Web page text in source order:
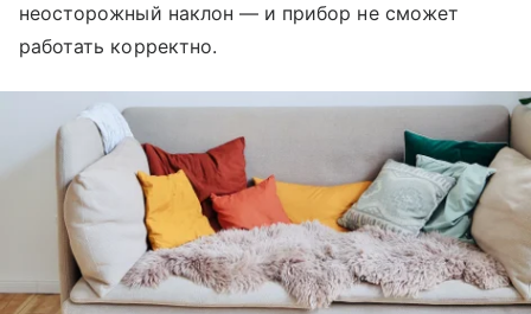
неосторожный наклон — и прибор не сможет
работать корректно.